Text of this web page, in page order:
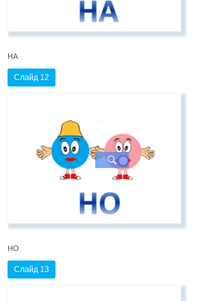
НА
Слайд 12
НО
Слайд 13